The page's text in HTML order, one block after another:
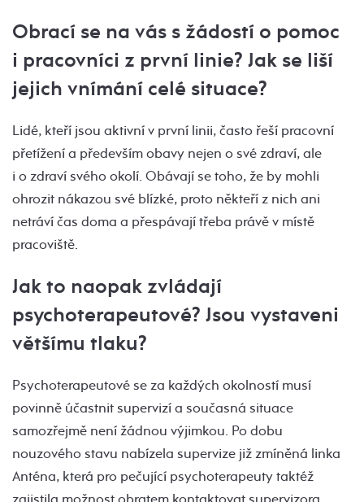
Obrací se na vás s žádostí o pomoc
i pracovníci z první linie? Jak se liší
jejich vnímání celé situace?
Lidé, kteří jsou aktivní v první linii, často řeší pracovní
přetížení a především obavy nejen o své zdraví, ale
i o zdraví svého okolí. Obávají se toho, že by mohli
ohrozit nákazou své blízké, proto někteří z nich ani
netráví čas doma a přespávají třeba právě v místě
pracoviště.
Jak to naopak zvládají
psychoterapeutové? Jsou vystaveni
většímu tlaku?
Psychoterapeutové se za každých okolností musí
povinně účastnit supervizí a současná situace
samozřejmě není žádnou výjimkou. Po dobu
nouzového stavu nabízela supervize již zmíněná linka
Anténa, která pro pečující psychoterapeuty taktéž